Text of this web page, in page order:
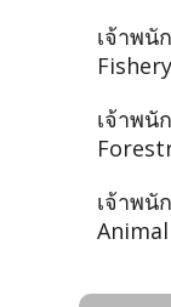
เจ้าพนั
เจ้าพนั
เจ้าพนั